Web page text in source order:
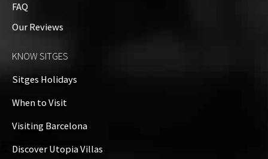
FAQ
Our Reviews
KNOW SITGES
Sitges Holidays
When to Visit
Visiting Barcelona
Discover Utopia Villas